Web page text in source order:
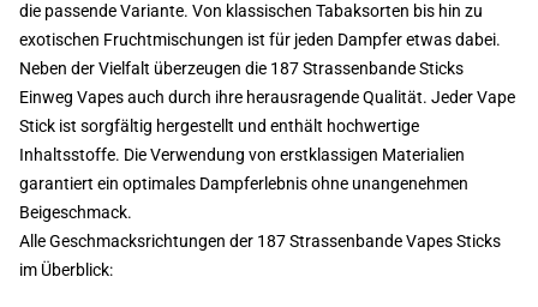
die passende Variante. Von klassischen Tabaksorten bis hin zu
exotischen Fruchtmischungen ist für jeden Dampfer etwas dabei.
Neben der Vielfalt überzeugen die 187 Strassenbande Sticks
Einweg Vapes auch durch ihre herausragende Qualität. Jeder Vape
Stick ist sorgfältig hergestellt und enthält hochwertige
Inhaltsstoffe. Die Verwendung von erstklassigen Materialien
garantiert ein optimales Dampferlebnis ohne unangenehmen
Beigeschmack.
Alle Geschmacksrichtungen der 187 Strassenbande Vapes Sticks
im Überblick: